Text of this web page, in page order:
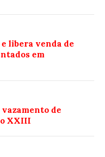
libera venda de
em
de
XXIII